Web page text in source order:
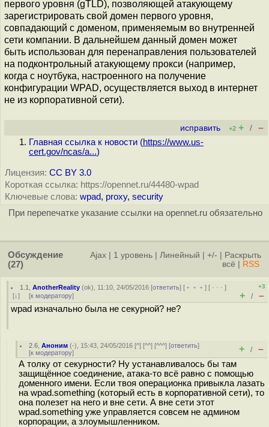
первого уровня (gTLD), позволяющей атакующему
зарегистрировать свой домен первого уровня,
совпадающий с доменом, применяемым во внутренней
сети компании. В дальнейшем данный домен может
быть использован для перенаправления пользователей
на подконтрольный атакующему прокси (например,
когда с ноутбука, настроенного на получение
конфигурации WPAD, осуществляется выход в интернет
не из корпоративной сети).
исправить +2 + / –
Главная ссылка к новости (https://www.us-
cert.gov/ncas/a...)
Лицензия: CC BY 3.0
Короткая ссылка: https://opennet.ru/44480-wpad
Ключевые слова: wpad, proxy, security
При перепечатке указание ссылки на opennet.ru обязательно
Обсуждение
(27)
Ajax 1 уровень Линейный +/-
Раскрыть
всё
RSS
1.1 ,AnotherReality (ok), 11:10, 24/05/2016 [ответить] [ ﹢﹢﹢] [ · · ·]
[↓] [к модератору]
+3
+ / –
wpad изначально была не секурной? не?
2.6 ,Аноним (-), 15:43, 24/05/2016 [^] [^^] [^^^] [ответить]
[к модератору] + / –
А толку от секурности? Ну устанавливалось бы там
защищённое соединение, атака-то всё равно с помощью
доменного имени. Если твоя операционка привыкла лазать
на wpad.somеthing (который есть в корпоративной сети), то
она полезет на него и вне сети. А вне сети этот
wpad.somеthing уже управляется совсем не админом
корпорации, а злоумышленником.